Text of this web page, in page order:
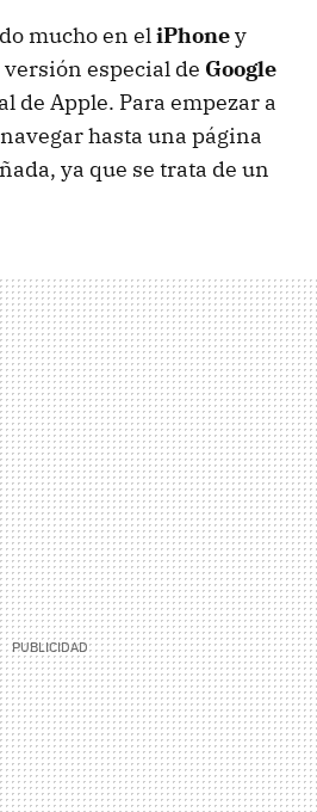
mucho en eliPhoney
especial de Google
de Apple. Para empezar a
hasta una página
ya que se trata de un